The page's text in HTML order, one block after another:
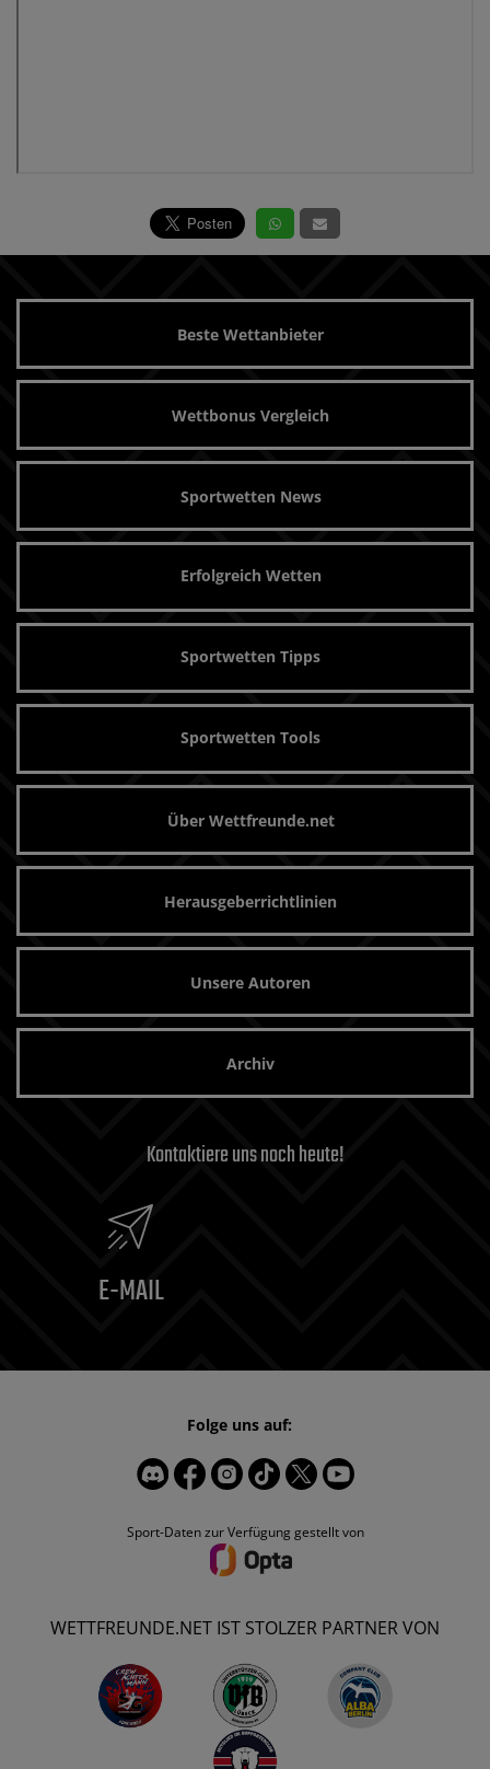
Beste Wettanbieter
Wettbonus Vergleich
Sportwetten News
Erfolgreich Wetten
Sportwetten Tipps
Sportwetten Tools
Über Wettfreunde.net
Herausgeberrichtlinien
Unsere Autoren
Archiv
Kontaktiere uns noch heute!
E-MAIL
Sport-Daten zur Verfügung gestellt von
Folge uns auf:
WETTFREUNDE.NET IST STOLZER PARTNER VON